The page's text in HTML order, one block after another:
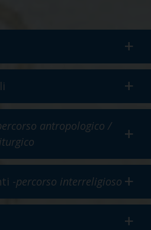
antropologico /
-percorso interreligioso